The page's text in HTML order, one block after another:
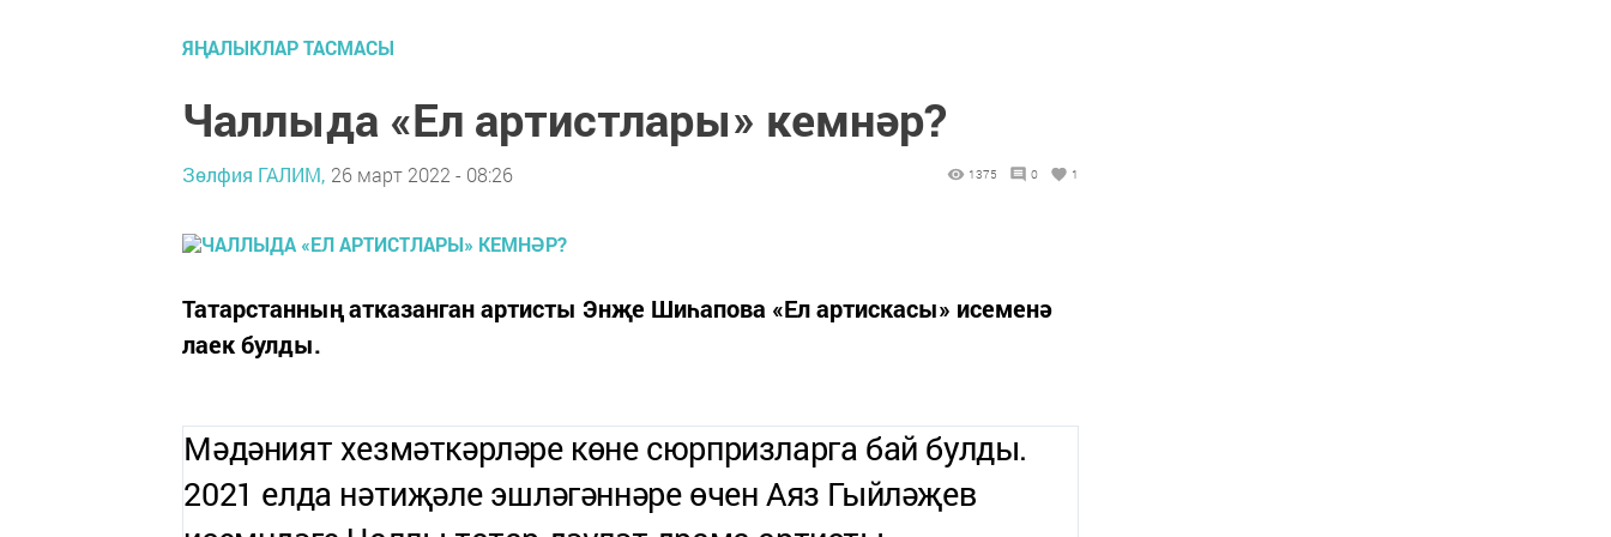
ЯҢАЛЫКЛАР ТАСМАСЫ
Чаллыда «Ел артистлары» кемнәр?
Зөлфия ГАЛИМ, 26 март 2022 - 08:26 1375 0 1
Татарстанның атказанган артисты Энҗе Шиһапова «Ел артискасы» исеменә
лаек булды.
Мәдәният хезмәткәрләре көне сюрпризларга бай булды.
2021 елда нәтиҗәле эшләгәннәре өчен Аяз Гыйләҗев